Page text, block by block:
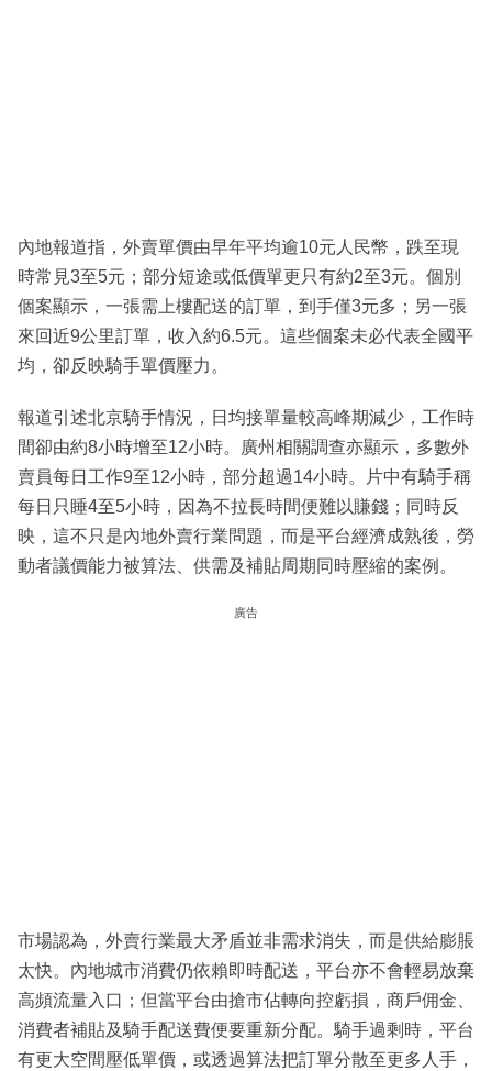
內地報道指，外賣單價由早年平均逾10元人民幣，跌至現
時常見3至5元；部分短途或低價單更只有約2至3元。個別
個案顯示，一張需上樓配送的訂單，到手僅3元多；另一張
來回近9公里訂單，收入約6.5元。這些個案未必代表全國平
均，卻反映騎手單價壓力。
報道引述北京騎手情況，日均接單量較高峰期減少，工作時
間卻由約8小時增至12小時。廣州相關調查亦顯示，多數外
賣員每日工作9至12小時，部分超過14小時。片中有騎手稱
每日只睡4至5小時，因為不拉長時間便難以賺錢；同時反
映，這不只是內地外賣行業問題，而是平台經濟成熟後，勞
動者議價能力被算法、供需及補貼周期同時壓縮的案例。
廣告
市場認為，外賣行業最大矛盾並非需求消失，而是供給膨脹
太快。內地城市消費仍依賴即時配送，平台亦不會輕易放棄
高頻流量入口；但當平台由搶市佔轉向控虧損，商戶佣金、
消費者補貼及騎手配送費便要重新分配。騎手過剩時，平台
有更大空間壓低單價，或透過算法把訂單分散至更多人手，